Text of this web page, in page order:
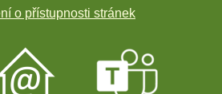
o přístupnosti stránek